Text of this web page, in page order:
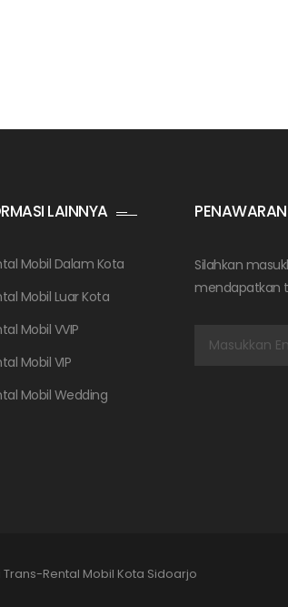
LAINNYA
Mobil Dalam Kota
Mobil Luar Kota
Mobil VVIP
Mobil VIP
Mobil Wedding
Silahkan
mendapatkan
Trans-Rental Mobil Kota Sidoarjo